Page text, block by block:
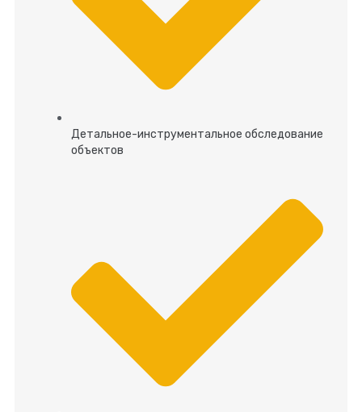
Детальное-инструментальное обследование
объектов